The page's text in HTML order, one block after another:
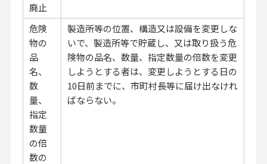
廃止
危険
物の
品
名、
数
量、
指定
数量
の倍
数の
製造所等の位置、構造又は設備を変更しな
いで、製造所等で貯蔵し、又は取り扱う危
険物の品名、数量、指定数量の倍数を変更
しようとする者は、変更しようとする日の
10日前までに、市町村長等に届け出なけれ
ばならない。